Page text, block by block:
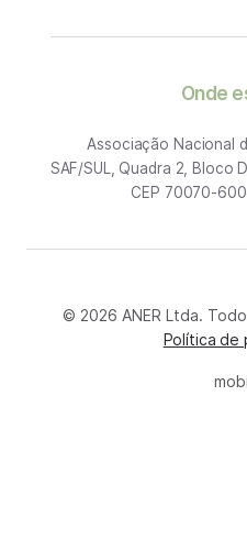
Onde
Associação Nacional
SAF/SUL, Quadra 2, Bloco
CEP 70070-600
© 2026 ANER Ltda.
Política de